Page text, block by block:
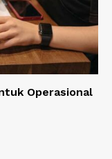
Operasional